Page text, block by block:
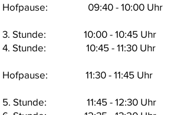
Hofpause: 09:40 - 10:00 Uhr
3. Stunde: 10:00 - 10:45 Uhr
4. Stunde: 10:45 - 11:30 Uhr
Hofpause: 11:30 - 11:45 Uhr
5. Stunde: 11:45 - 12:30 Uhr